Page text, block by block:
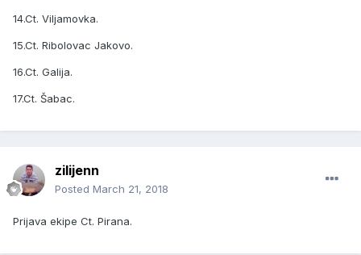
14.Ct. Viljamovka.
15.Ct. Ribolovac Jakovo.
16.Ct. Galija.
17.Ct. Šabac.
zilijenn
Posted March 21, 2018
Prijava ekipe Ct. Pirana.